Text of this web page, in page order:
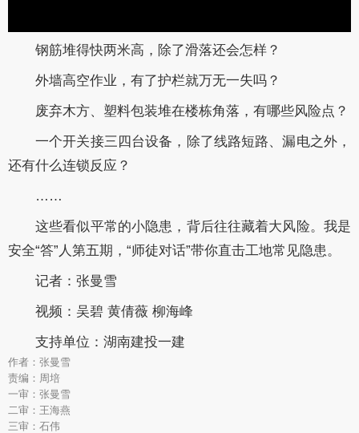
钢筋堆得快两米高，除了滑落还会怎样？
外墙高空作业，有了护栏就万无一失吗？
废弃木方、塑料包装堆在楼栋角落，有哪些风险点？
一个开关接三四台设备，除了线路短路、漏电之外，
还有什么连锁反应？
……
这些看似平常的小隐患，背后往往藏着大风险。我是
安全“答”人第五期，“师徒对话”带你直击工地常见隐患。
记者：张曼雪
视频：吴碧 黄倩薇 柳海峰
支持单位：湖南建投一建
作者：张曼雪
责编：周培
一审：张曼雪
二审：王海燕
三审：石伟